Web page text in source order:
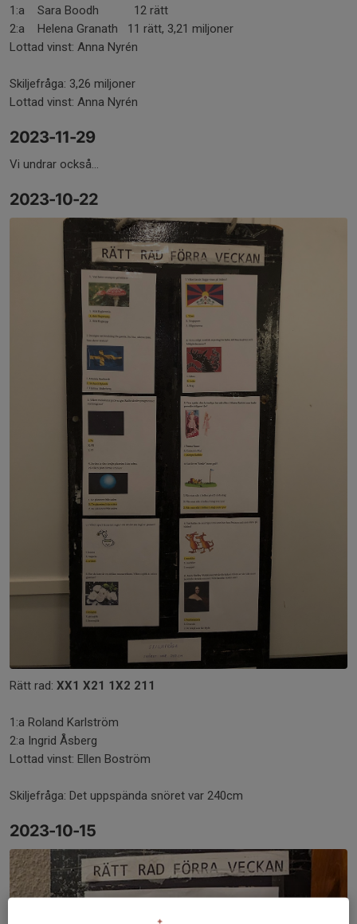
1:a Sara Boodh 12 rätt
2:a Helena Granath 11 rätt, 3,21 miljoner
Lottad vinst: Anna Nyrén
Skiljefråga: 3,26 miljoner
Lottad vinst: Anna Nyrén
2023-11-29
Vi undrar också...
2023-10-22
Rätt rad: XX1 X21 1X2 211
1:a Roland Karlström
2:a Ingrid Åsberg
Lottad vinst: Ellen Boström
Skiljefråga: Det uppspända snöret var 240cm
2023-10-15